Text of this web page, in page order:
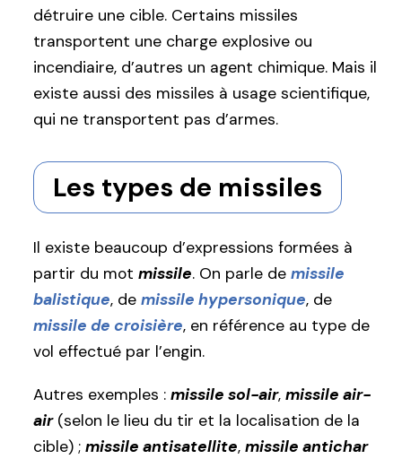
détruire une cible. Certains missiles
transportent une charge explosive ou
incendiaire, d’autres un agent chimique. Mais il
existe aussi des missiles à usage scientifique,
qui ne transportent pas d’armes.
Les types de missiles
Il existe beaucoup d’expressions formées à
partir du mot missile. On parle de missile
balistique, de missile hypersonique, de
missile de croisière, en référence au type de
vol effectué par l’engin.
Autres exemples : missile sol-air, missile air-
air(selon le lieu du tir et la localisation de la
cible) ; missile antisatellite, missile antichar